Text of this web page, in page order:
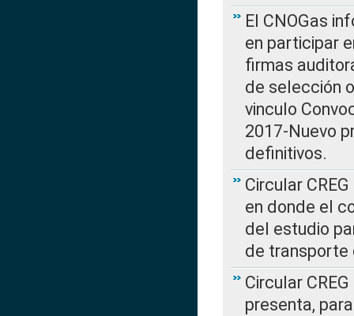
El CNOGas
en participar
firmas
de selección
vinculo
2017-Nuevo
definitivos.
Circular
en donde el
del estudio
de transporte
Circular
presenta,